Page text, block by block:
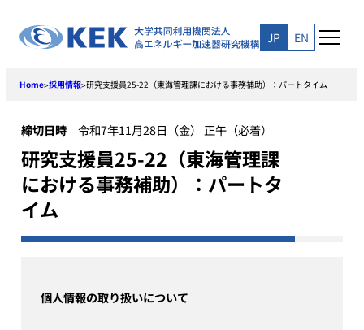
content
JP EN
Home>採用情報>研究支援員25-22（東海管理課における事務補助）：パートタイム
締切日時 令和7年11月28日（金） 正午（必着）
研究支援員25-22（東海管理課
における事務補助）：パートタ
イム
個人情報の取り扱いについて